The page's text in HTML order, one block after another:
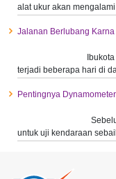
alat ukur akan
Jalanan Berlubang
terjadi beberapa hari di
Pentingnya
untuk uji kendaraan